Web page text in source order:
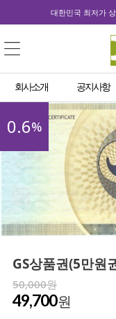
대한민국 최저가
회사소개 공지사항
0.6%
GS상품권(5만원
50,000원
49,700원